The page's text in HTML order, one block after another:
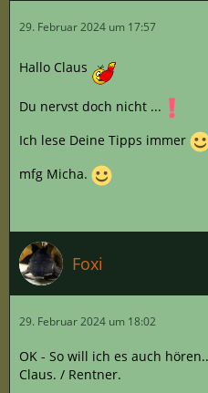
29. Februar 2024 um 17:57
Hallo Claus
Du nervst doch nicht ...
Ich lese Deine Tipps immer
mfg Micha.
Foxi
29. Februar 2024 um 18:02
OK - So will ich es auch
Claus. / Rentner.